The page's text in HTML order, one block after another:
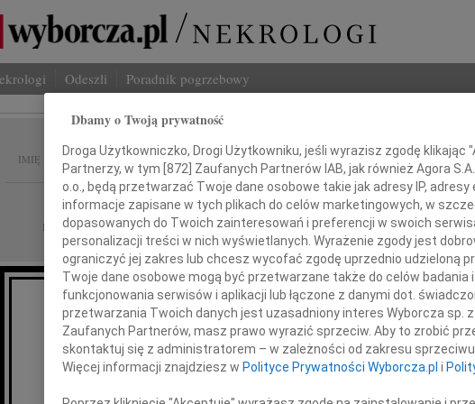
Odeszli Poradnik pogrzebowy
IMIĘ I NAZWISKO: Janusz Szuber
REGION: Rzeszów
DATA EMISJI: 06.11.2020
Z głębokim bólem przyjęliśmy odejście
Dbamy o Twoją prywatność
Droga Użytkowniczko, Drogi Użytkowniku, jeśli wyrazisz zgodę klikając
Partnerzy, w tym [872] Zaufanych Partnerów IAB, jak również Agora
o.o., będą przetwarzać Twoje dane osobowe takie jak adresy IP,
informacje zapisane w tych plikach do celów marketingowych, w
dopasowanych do Twoich zainteresowań i preferencji w swoich
personalizacji treści w nich wyświetlanych. Wyrażenie zgody jest
ograniczyć jej zakres lub chcesz wycofać zgodę uprzednio udzieloną
Twoje dane osobowe mogą być przetwarzane także do celów
funkcjonowania serwisów i aplikacji lub łączone z danymi dot.
przetwarzania Twoich danych jest uzasadniony interes Wyborcza sp. z
Zaufanych Partnerów, masz prawo wyrazić sprzeciw. Aby to zrobić
skontaktuj się z administratorem – w zależności od zakresu
Więcej informacji znajdziesz w Polityce Prywatności Wyborcza.pl i